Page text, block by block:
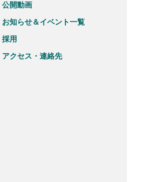
公開動画
お知らせ＆イベント一覧
採用
アクセス・連絡先